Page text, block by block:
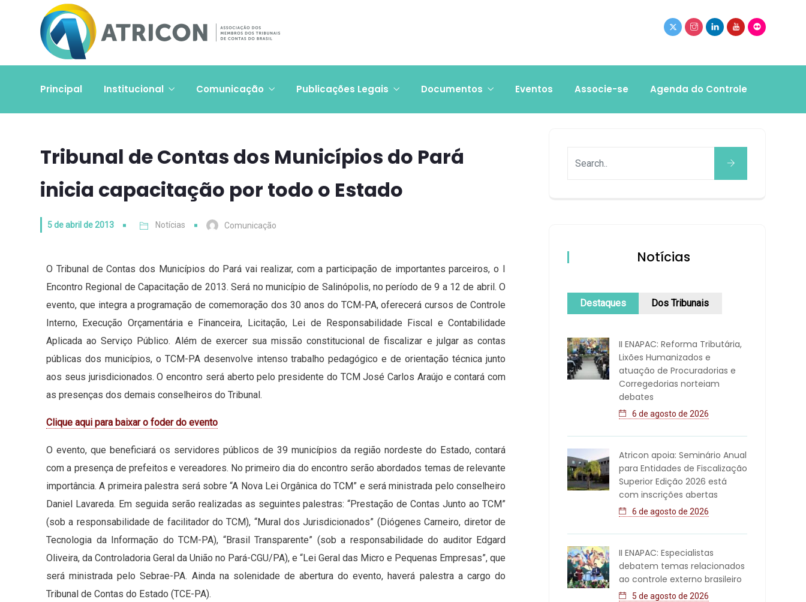
Principal Institucional Comunicação Publicações Legais Documentos Eventos Associe-se Agenda do Controle
Tribunal de Contas dos Municípios do Pará
inicia capacitação por todo o Estado
5 de abril de 2013 Notícias Comunicação
O Tribunal de Contas dos Municípios do Pará vai realizar, com a participação de importantes parceiros, o I
Encontro Regional de Capacitação de 2013. Será no município de Salinópolis, no período de 9 a 12 de abril. O
evento, que integra a programação de comemoração dos 30 anos do TCM-PA, oferecerá cursos de Controle
Interno, Execução Orçamentária e Financeira, Licitação, Lei de Responsabilidade Fiscal e Contabilidade
Aplicada ao Serviço Público. Além de exercer sua missão constitucional de fiscalizar e julgar as contas
públicas dos municípios, o TCM-PA desenvolve intenso trabalho pedagógico e de orientação técnica junto
aos seus jurisdicionados. O encontro será aberto pelo presidente do TCM José Carlos Araújo e contará com
as presenças dos demais conselheiros do Tribunal.
Clique aqui para baixar o foder do evento
O evento, que beneficiará os servidores públicos de 39 municípios da região nordeste do Estado, contará
com a presença de prefeitos e vereadores. No primeiro dia do encontro serão abordados temas de relevante
importância. A primeira palestra será sobre “A Nova Lei Orgânica do TCM” e será ministrada pelo conselheiro
Daniel Lavareda. Em seguida serão realizadas as seguintes palestras: “Prestação de Contas Junto ao TCM”
(sob a responsabilidade de facilitador do TCM), “Mural dos Jurisdicionados” (Diógenes Carneiro, diretor de
Tecnologia da Informação do TCM-PA), “Brasil Transparente” (sob a responsabilidade do auditor Edgard
Oliveira, da Controladoria Geral da União no Pará-CGU/PA), e “Lei Geral das Micro e Pequenas Empresas”, que
será ministrada pelo Sebrae-PA. Ainda na solenidade de abertura do evento, haverá palestra a cargo do
Tribunal de Contas do Estado (TCE-PA).
Notícias
Destaques Dos Tribunais
II ENAPAC: Reforma Tributária,
Lixões Humanizados e
atuação de Procuradorias e
Corregedorias norteiam
debates
6 de agosto de 2026
Atricon apoia: Seminário Anual
para Entidades de Fiscalização
Superior Edição 2026 está
com inscrições abertas
6 de agosto de 2026
II ENAPAC: Especialistas
debatem temas relacionados
ao controle externo brasileiro
5 de agosto de 2026